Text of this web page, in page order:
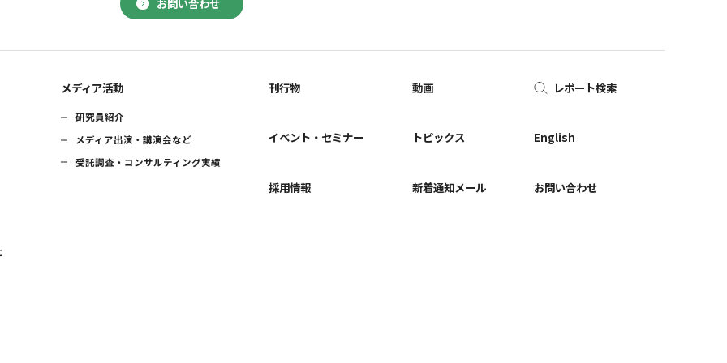
お問い合わせ
メディア活動
研究員紹介
メディア出演・講演会など
受託調査・コンサルティング実績
刊行物
イベント・セミナー
採用情報
動画
トピックス
新着通知メール
レポート検索
English
お問い合わせ